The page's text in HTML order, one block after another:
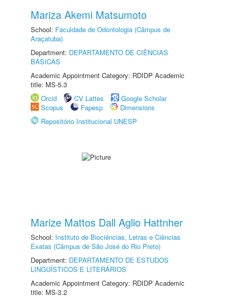
Mariza Akemi Matsumoto
School: Faculdade de Odontologia (Câmpus de
Araçatuba)
Department: DEPARTAMENTO DE CIÊNCIAS
BÁSICAS
Academic Appointment Category: RDIDP Academic
title: MS-5.3
Orcid
CV Lattes
Google Scholar
Scopus
Fapesp
Dimensions
Repositório Institucional UNESP
Marize Mattos Dall Aglio Hattnher
School: Instituto de Biociências, Letras e Ciências
Exatas (Câmpus de São José do Rio Preto)
Department: DEPARTAMENTO DE ESTUDOS
LINGUÍSTICOS E LITERÁRIOS
Academic Appointment Category: RDIDP Academic
title: MS-3.2